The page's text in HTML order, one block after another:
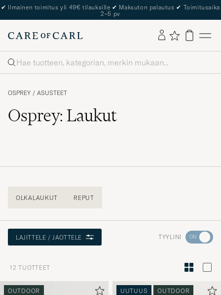
✔ Ilmainen toimitus yli 49€ tilauksille ✔ Maksuton palautus ✔ Toimitusaika
2–5 pv
Haku
OSPREY / ASUSTEET
Osprey: Laukut
OLKALAUKUT REPUT
LAJITTELE / JAOTTELE TYYLINI
Aktivoi
tyylini
avulla
12 TUOTTEET
OUTDOOR UUTUUS OUTDOOR